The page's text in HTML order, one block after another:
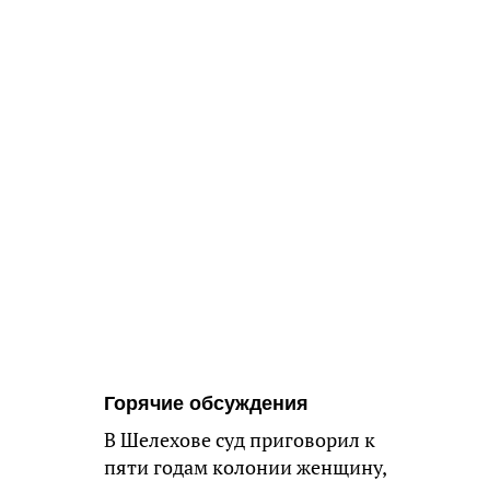
Горячие обсуждения
В Шелехове суд приговорил к
пяти годам колонии женщину,